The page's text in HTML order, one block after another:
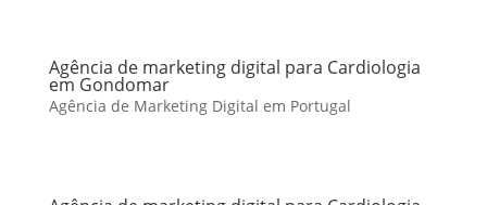
Agência de marketing digital para Cardiologia
em Gondomar
Agência de Marketing Digital em Portugal